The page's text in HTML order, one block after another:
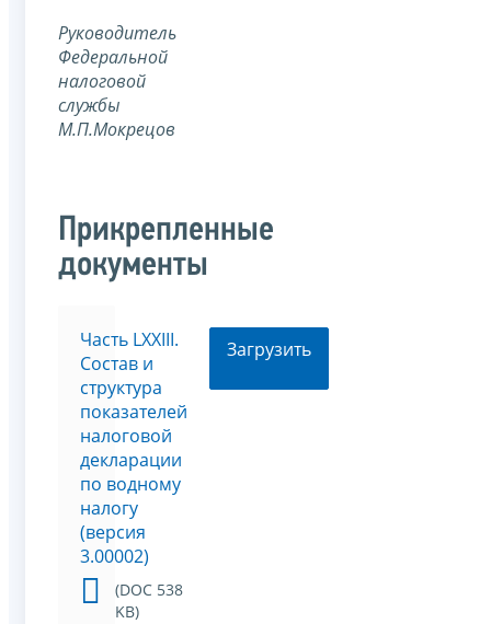
Руководитель
Федеральной
налоговой
службы
М.П.Мокрецов
Прикрепленные
документы
Часть LXXIII.
Состав и
структура
показателей
налоговой
декларации
по водному
налогу
(версия
3.00002)
(DOC 538
KB)
Загрузить